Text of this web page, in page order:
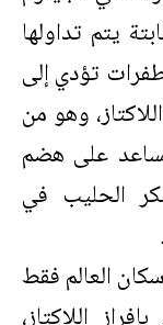
يتم تداولها
تؤدي إلى
وهو من
تساعد على هضم
الحليب في
العالم فقط